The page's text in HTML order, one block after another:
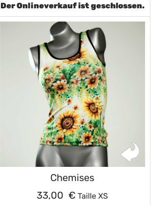
Der Onlineverkauf ist geschlossen.
Chemises
33,00 € Taille XS